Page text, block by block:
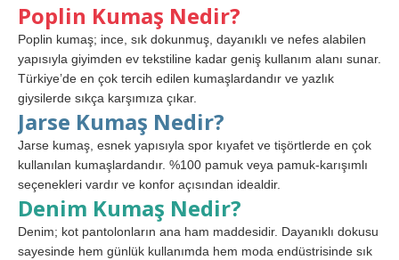
Poplin Kumaş Nedir?
Poplin kumaş; ince, sık dokunmuş, dayanıklı ve nefes alabilen
yapısıyla giyimden ev tekstiline kadar geniş kullanım alanı sunar.
Türkiye’de en çok tercih edilen kumaşlardandır ve yazlık
giysilerde sıkça karşımıza çıkar.
Jarse Kumaş Nedir?
Jarse kumaş, esnek yapısıyla spor kıyafet ve tişörtlerde en çok
kullanılan kumaşlardandır. %100 pamuk veya pamuk-karışımlı
seçenekleri vardır ve konfor açısından idealdir.
Denim Kumaş Nedir?
Denim; kot pantolonların ana ham maddesidir. Dayanıklı dokusu
sayesinde hem günlük kullanımda hem moda endüstrisinde sık